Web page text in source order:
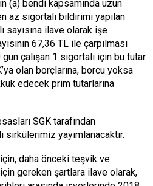
(a) bendi kapsamında uzun
az sigortalı bildirimi yapılan
ilave olarak işe
67,36 TL ile çarpılması
çalışan 1 sigortalı için bu tutar
olan borçlarına, borcu yoksa
edecek prim tutarlarına
SGK tarafından
sirkülerimiz yayımlanacaktır.
daha önceki teşvik ve
gereken şartlara ilave olarak,